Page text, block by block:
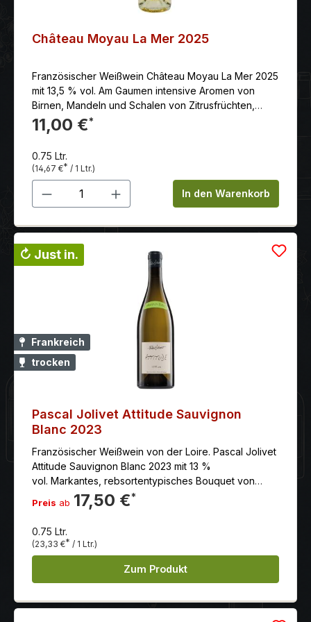
Château Moyau La Mer 2025
Französischer Weißwein Château Moyau La Mer 2025
mit 13,5 % vol. Am Gaumen intensive Aromen von
Birnen, Mandeln und Schalen von Zitrusfrüchten,
verbunden mit einem angenehmen Finish von weißem
Pfeffer.
11,00 €*
0.75 Ltr.
(14,67 €* / 1 Ltr.)
Produkt Anzahl: Gib denIn den Warenkorb
↻ Just in.
Frankreich
trocken
Pascal Jolivet Attitude Sauvignon
Blanc 2023
Französischer Weißwein von der Loire. Pascal Jolivet
Attitude Sauvignon Blanc 2023 mit 13 %
vol. Markantes, rebsortentypisches Bouquet von
saftigen Zitrusfrüchten und grünen Äpfeln, fein
unterlegt mit leicht grasigen Noten und einem Hauch
Frische mit der delikaten Frucht des Bouquets (grüne
Äpfel, Limonen, etwas Kiwi), die feine, klare
Mineralität verleiht dem Wein seine wunderschöne
Länge und die Eleganz und Finesse, die jeden
Attitude schmeckt zu Fisch und Meeresfrüchten
Preis ab 17,50 €*
0.75 Ltr.
(23,33 €* / 1 Ltr.)
Zum Produkt